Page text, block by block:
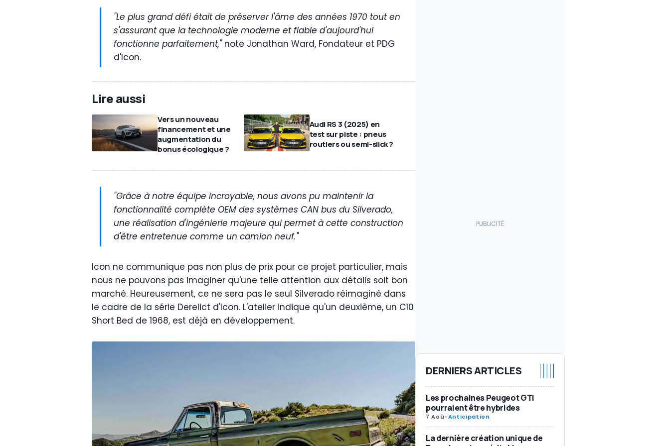
"Le plus grand défi était de préserver l'âme des années 1970 tout en
s'assurant que la technologie moderne et fiable d'aujourd'hui
fonctionne parfaitement,"note Jonathan Ward, Fondateur et PDG
d'Icon.
Lire aussi
Vers un nouveau
financement et une
augmentation du
bonus écologique ?
Audi RS 3 (2025) en
test sur piste : pneus
routiers ou semi-slick ?
"Grâce à notre équipe incroyable, nous avons pu maintenir la
fonctionnalité complète OEM des systèmes CAN bus du Silverado,
une réalisation d'ingénierie majeure qui permet à cette construction
d'être entretenue comme un camion neuf."
Icon ne communique pas non plus de prix pour ce projet particulier, mais
nous ne pouvons pas imaginer qu'une telle attention aux détails soit bon
marché. Heureusement, ce ne sera pas le seul Silverado réimaginé dans
le cadre de la série Derelict d'Icon. L'atelier indique qu'un deuxième, un C10
Short Bed de 1968, est déjà en développement.
DERNIERS ARTICLES
Les prochaines Peugeot GTi
pourraient être hybrides
7 Aoû-Anticipation
La dernière création unique de